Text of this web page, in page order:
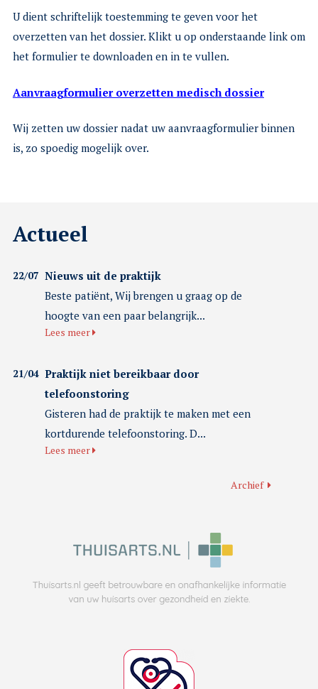
U dient schriftelijk toestemming te geven voor het
overzetten van het dossier. Klikt u op onderstaande link om
het formulier te downloaden en in te vullen.
Aanvraagformulier overzetten medisch dossier
Wij zetten uw dossier nadat uw aanvraagformulier binnen
is, zo spoedig mogelijk over.
Actueel
22/07 Nieuws uit de praktijk
Beste patiënt, Wij brengen u graag op de
hoogte van een paar belangrijk...
Lees meer
21/04 Praktijk niet bereikbaar door
telefoonstoring
Gisteren had de praktijk te maken met een
kortdurende telefoonstoring. D...
Lees meer
Archief